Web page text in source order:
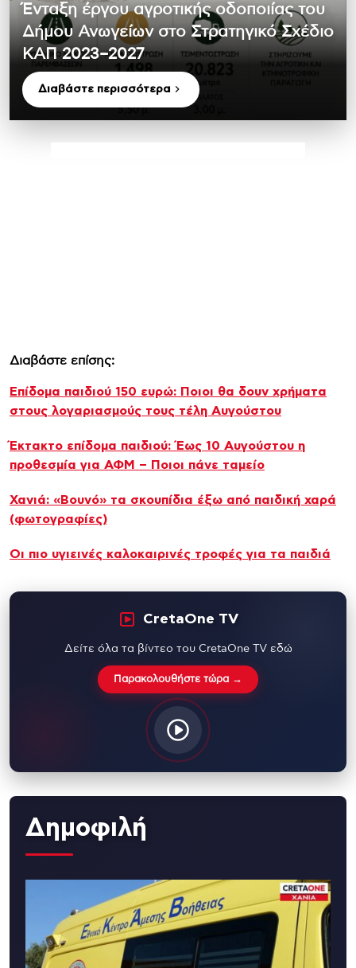
Ένταξη έργου αγροτικής οδοποιίας του
Δήμου Ανωγείων στο Στρατηγικό Σχέδιο
ΚΑΠ 2023–2027
Διαβάστε περισσότερα
Διαβάστε επίσης:
Επίδομα παιδιού 150 ευρώ: Ποιοι θα δουν χρήματα
στους λογαριασμούς τους τέλη Αυγούστου
Έκτακτο επίδομα παιδιού: Έως 10 Αυγούστου η
προθεσμία για ΑΦΜ – Ποιοι πάνε ταμείο
Χανιά: «Βουνό» τα σκουπίδια έξω από παιδική χαρά
(φωτογραφίες)
Οι πιο υγιεινές καλοκαιρινές τροφές για τα παιδιά
CretaOne TV
Δείτε όλα τα βίντεο του CretaOne TV εδώ
Παρακολουθήστε τώρα →
Δημοφιλή